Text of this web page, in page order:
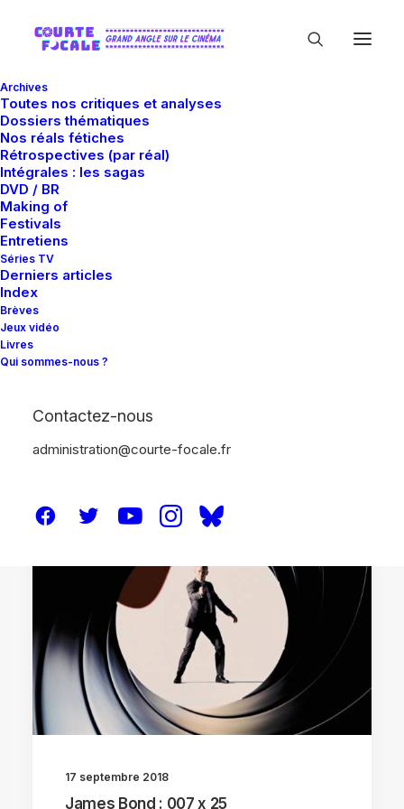
Archives
Toutes nos critiques et analyses
Dossiers thématiques
Nos réals fétiches
Rétrospectives (par réal)
Intégrales : les sagas
DVD / BR
Making of
Festivals
Entretiens
Séries TV
Derniers articles
Index
Brèves
Jeux vidéo
Livres
Qui sommes-nous ?
Contactez-nous
administration@courte-focale.fr
Cary Joji Fukanaga
17 septembre 2018
James Bond : 007 x 25